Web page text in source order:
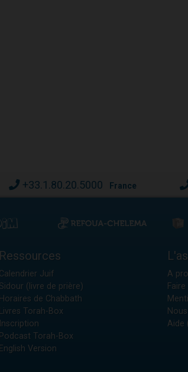
+33.1.80.20.5000 France
Ressources
Calendrier Juif
Sidour (livre de prière)
Horaires de Chabbath
Livres Torah-Box
Inscription
Podcast Torah-Box
English Version
A
Aide